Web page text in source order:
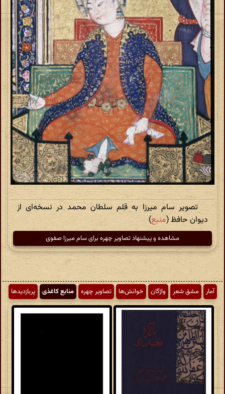
تصویر سام میرزا به قلم سلطان محمد در نسخه‌ای از
دیوان حافظ (منبع)
مشاهده و پیشنهاد تصاویر چهره برای سام میرزا صفوی
آمار مشق شعر واژگان خوانش‌ها تصاویر چهره منابع کاغذی پربازدیدها